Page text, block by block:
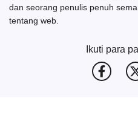
dan seorang penulis penuh
tentang web.
Ikuti para